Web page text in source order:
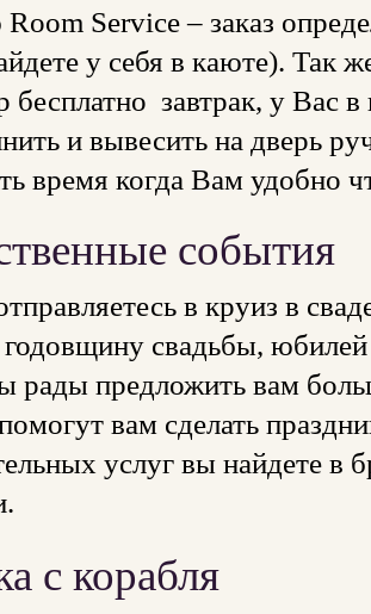
Service – заказ
у себя в каюте). Так
бесплатно завтрак, у Вас
и вывесить на дверь
время когда Вам удобно
события
в круиз в
годовщину свадьбы,
рады предложить вам
вам сделать
услуг вы найдете
с корабля